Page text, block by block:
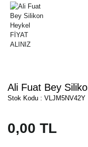
Ali Fuat Bey
Stok Kodu : VLJM5NV42Y
0,00 TL